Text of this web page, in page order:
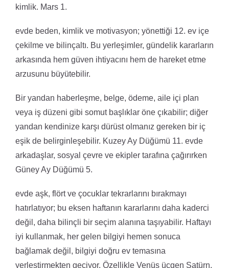
kimlik. Mars 1.
evde beden, kimlik ve motivasyon; yönettiği 12. ev içe
çekilme ve bilinçaltı. Bu yerleşimler, gündelik kararların
arkasında hem güven ihtiyacını hem de hareket etme
arzusunu büyütebilir.
Bir yandan haberleşme, belge, ödeme, aile içi plan
veya iş düzeni gibi somut başlıklar öne çıkabilir; diğer
yandan kendinize karşı dürüst olmanız gereken bir iç
eşik de belirginleşebilir. Kuzey Ay Düğümü 11. evde
arkadaşlar, sosyal çevre ve ekipler tarafına çağırırken
Güney Ay Düğümü 5.
evde aşk, flört ve çocuklar tekrarlarını bırakmayı
hatırlatıyor; bu eksen haftanın kararlarını daha kaderci
değil, daha bilinçli bir seçim alanına taşıyabilir. Haftayı
iyi kullanmak, her gelen bilgiyi hemen sonuca
bağlamak değil, bilgiyi doğru ev temasına
yerleştirmekten geçiyor. Özellikle Venüs üçgen Satürn,